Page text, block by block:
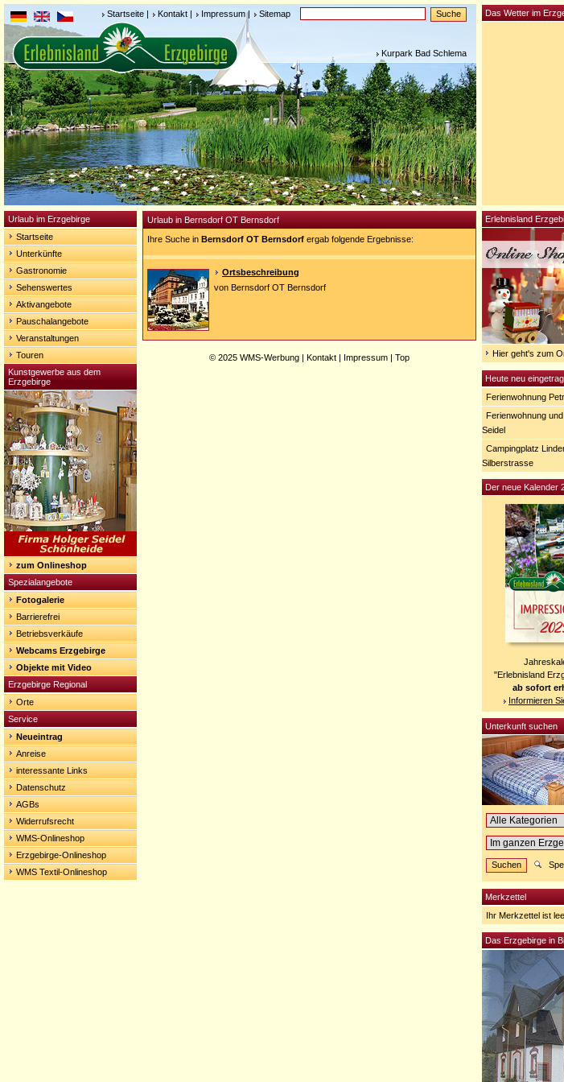
Startseite | Kontakt | Impressum| Sitemap
Kurpark Bad Schlema
Urlaub im Erzgebirge
Startseite
Unterkünfte
Gastronomie
Sehenswertes
Aktivangebote
Pauschalangebote
Veranstaltungen
Touren
Kunstgewerbe aus dem
Erzgebirge
zum Onlineshop
Spezialangebote
Fotogalerie
Barrierefrei
Betriebsverkäufe
Webcams Erzgebirge
Objekte mit Video
Erzgebirge Regional
Orte
Service
Neueintrag
Anreise
interessante Links
Datenschutz
AGBs
Widerrufsrecht
WMS-Onlineshop
Erzgebirge-Onlineshop
WMS Textil-Onlineshop
Urlaub in Bernsdorf OT Bernsdorf
Ihre Suche in Bernsdorf OT Bernsdorf ergab folgende Ergebnisse:
Ortsbeschreibung
von Bernsdorf OT Bernsdorf
© 2025 WMS-Werbung | Kontakt | Impressum | Top
Erlebnisland
Hier geht's zum
Heute neu
Ferienwohnung
Ferienwohnung
Seidel
Campingplatz
Silberstrasse
Der neue Kalender
"Erlebnisland
ab sofort
Informieren
Unterkunft suchen
Merkzettel
Ihr Merkzettel ist
Das Erzgebirge in
Das Wetter im